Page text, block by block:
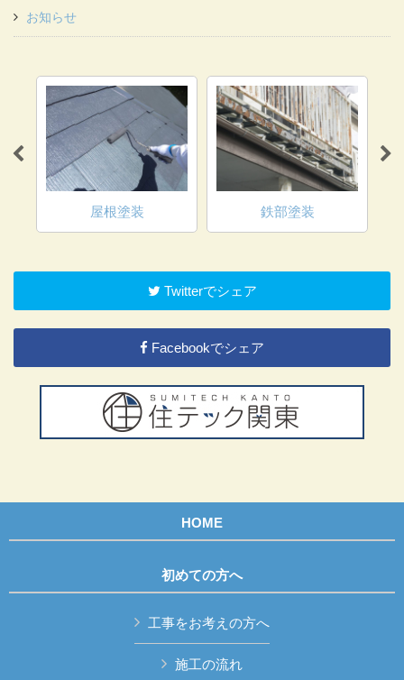
お知らせ
屋根塗装 鉄部塗装
Twitterでシェア
Facebookでシェア
HOME
初めての方へ
工事をお考えの方へ
施工の流れ